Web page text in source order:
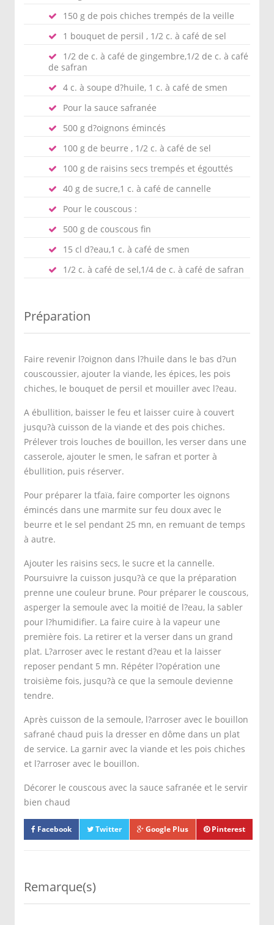
150 g de pois chiches trempés de la veille
1 bouquet de persil , 1/2 c. à café de sel
1/2 de c. à café de gingembre,1/2 de c. à café
de safran
4 c. à soupe d?huile, 1 c. à café de smen
Pour la sauce safranée
500 g d?oignons émincés
100 g de beurre , 1/2 c. à café de sel
100 g de raisins secs trempés et égouttés
40 g de sucre,1 c. à café de cannelle
Pour le couscous :
500 g de couscous fin
15 cl d?eau,1 c. à café de smen
1/2 c. à café de sel,1/4 de c. à café de safran
Préparation
Faire revenir l?oignon dans l?huile dans le bas d?un
couscoussier, ajouter la viande, les épices, les pois
chiches, le bouquet de persil et mouiller avec l?eau.
A ébullition, baisser le feu et laisser cuire à couvert
jusqu?à cuisson de la viande et des pois chiches.
Prélever trois louches de bouillon, les verser dans une
casserole, ajouter le smen, le safran et porter à
ébullition, puis réserver.
Pour préparer la tfaïa, faire comporter les oignons
émincés dans une marmite sur feu doux avec le
beurre et le sel pendant 25 mn, en remuant de temps
à autre.
Ajouter les raisins secs, le sucre et la cannelle.
Poursuivre la cuisson jusqu?à ce que la préparation
prenne une couleur brune. Pour préparer le couscous,
asperger la semoule avec la moitié de l?eau, la sabler
pour l?humidifier. La faire cuire à la vapeur une
première fois. La retirer et la verser dans un grand
plat. L?arroser avec le restant d?eau et la laisser
reposer pendant 5 mn. Répéter l?opération une
troisième fois, jusqu?à ce que la semoule devienne
tendre.
Après cuisson de la semoule, l?arroser avec le bouillon
safrané chaud puis la dresser en dôme dans un plat
de service. La garnir avec la viande et les pois chiches
et l?arroser avec le bouillon.
Décorer le couscous avec la sauce safranée et le servir
bien chaud
Facebook Twitter Google Plus Pinterest
Remarque(s)